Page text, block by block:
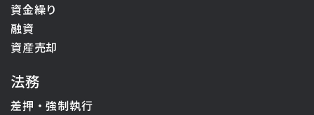
資金繰り
融資
資産売却
法務
差押・強制執行